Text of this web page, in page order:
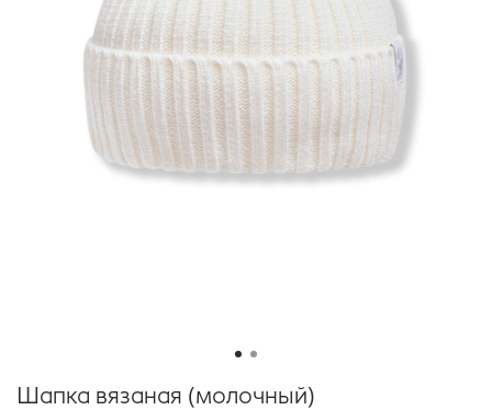
Шапка вязаная (молочный)